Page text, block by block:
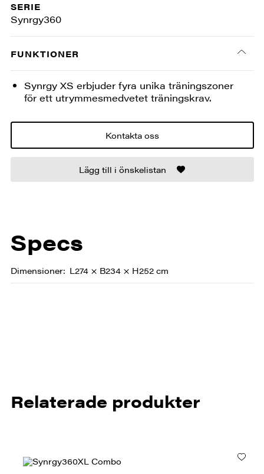
SERIE
Synrgy360
FUNKTIONER
Synrgy XS erbjuder fyra unika träningszoner
för ett utrymmesmedvetet träningskrav.
Kontakta oss
Lägg till i önskelistan
Specs
Dimensioner L274 × B234 × H252 cm
Relaterade produkter